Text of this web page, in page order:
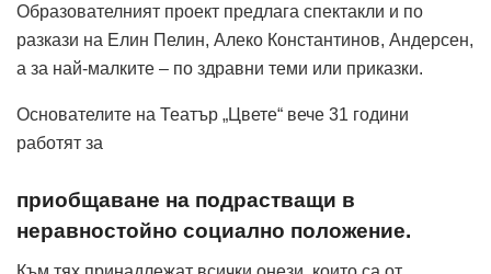
Образователният проект предлага спектакли и по
разкази на Елин Пелин, Алеко Константинов, Андерсен,
а за най-малките – по здравни теми или приказки.
Основателите на Театър „Цвете“ вече 31 години
работят за
приобщаване на подрастващи в
неравностойно социално положение.